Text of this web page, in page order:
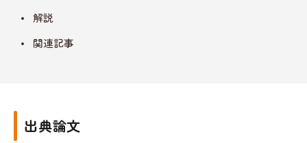
解説
関連記事
出典論文